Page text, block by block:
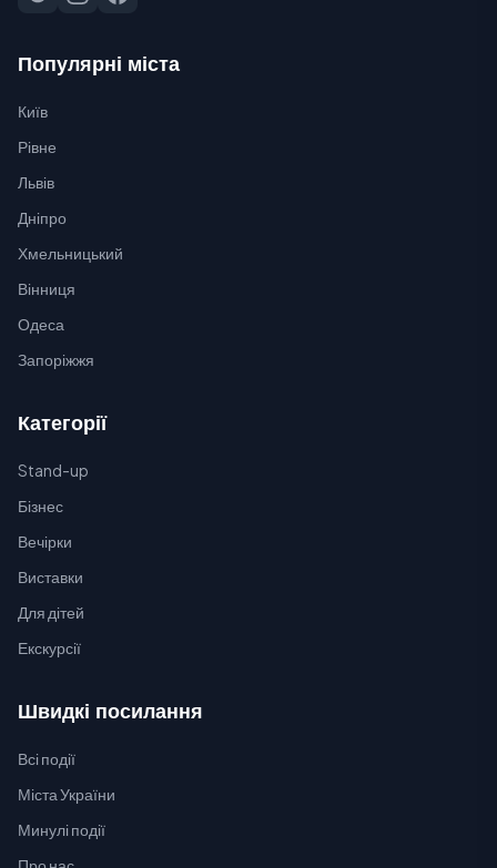
Популярні міста
Київ
Рівне
Львів
Дніпро
Хмельницький
Вінниця
Одеса
Запоріжжя
Категорії
Stand-up
Бізнес
Вечірки
Виставки
Для дітей
Екскурсії
Швидкі посилання
Всі події
Міста України
Минулі події